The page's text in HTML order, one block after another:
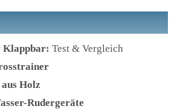
Klappbar: Test & Vergleich
Holz
Rudergeräte